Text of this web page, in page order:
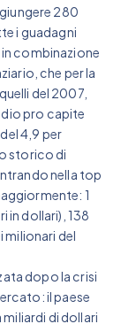
280
i guadagni
in combinazione
che per la
del 2007,
pro capite
4,9 per
storico di
nella top
1
in dollari), 138
milionari del
dopo la crisi
il paese
di dollari